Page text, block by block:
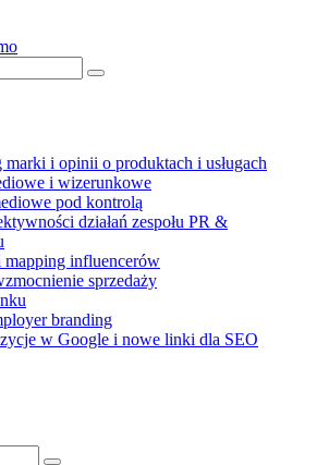
i opinii o produktach i usługach
i wizerunkowe
pod kontrolą
działań zespołu PR &
influencerów
sprzedaży
branding
w Google i nowe linki dla SEO